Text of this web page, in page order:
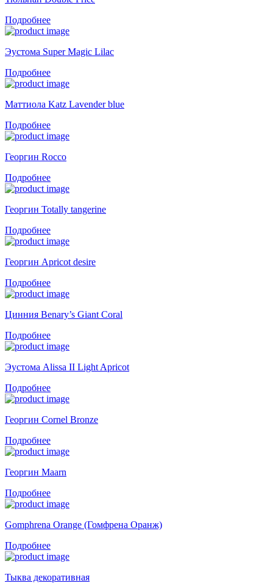
Подробнее
Эустома Super Magic Lilac
Подробнее
Маттиола Katz Lavender blue
Подробнее
Георгин Rocco
Подробнее
Георгин Totally tangerine
Подробнее
Георгин Apricot desire
Подробнее
Цинния Benary’s Giant Coral
Подробнее
Эустома Alissa II Light Apricot
Подробнее
Георгин Cornel Bronze
Подробнее
Георгин Maarn
Подробнее
Gomphrena Orange (Гомфрена Оранж)
Подробнее
Тыква декоративная